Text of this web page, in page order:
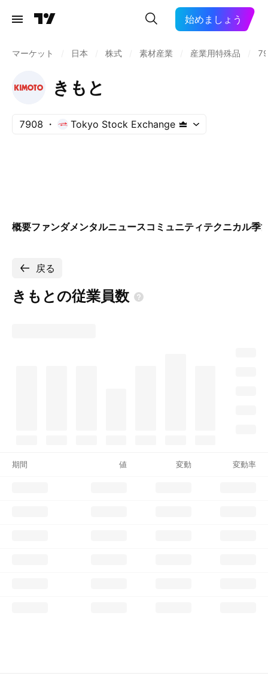
始めましょう
マーケット 日本 株式 素材産業 産業用特殊品
きもと
7908 Tokyo Stock Exchange
概要ファンダメンタルニュースコミュニティテクニカル季
戻る
きもとの従業員数
期間 値 変動 変動率